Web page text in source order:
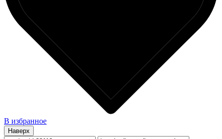
В избранное
Наверх